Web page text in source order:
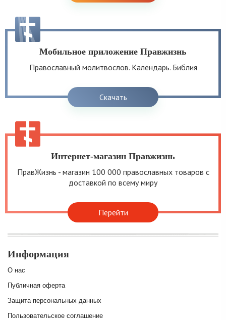
Мобильное приложение Правжизнь
Православный молитвослов. Календарь. Библия
Скачать
Интернет-магазин Правжизнь
ПравЖизнь - магазин 100 000 православных товаров с
доставкой по всему миру
Перейти
Информация
О нас
Публичная оферта
Защита персональных данных
Пользовательское соглашение